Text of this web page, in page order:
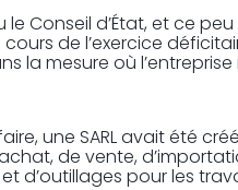
le Conseil d’État, et ce
de l’exercice
la mesure où l’entreprise
une SARL avait été
de vente,
et d’outillages pour les